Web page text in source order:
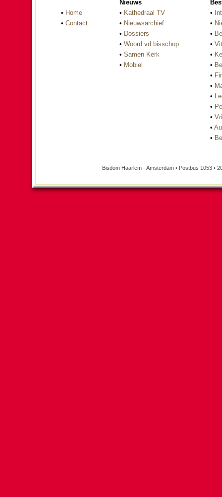
• Home
• Contact
Nieuws
• Kathedraal TV
• Nieuwsarchief
• Dossiers
• Woord vd bisschop
• Samen Kerk
• Mobiel
•
•
•
•
•
•
•
•
•
•
•
•
•
Bisdom Haarlem - Amsterdam • Postbus 1053 •